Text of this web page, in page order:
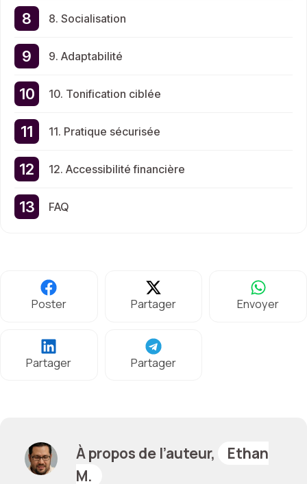
8. Socialisation
9. Adaptabilité
10. Tonification ciblée
11. Pratique sécurisée
12. Accessibilité financière
FAQ
Poster Partager Envoyer
Partager Partager
À propos de l’auteur,
Ethan
M.